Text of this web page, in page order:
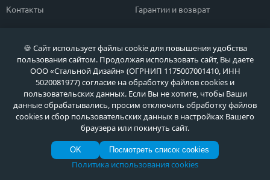
Контакты
Гарантии и возврат
Двери со скидкой
Популярные двери
Быстрый подбор двери
Двери класса ЭКОНОМ
Парадные двери
Двери в квартиру
Тамбурные двери
Противопожарные двери
Политика обработки персональных данных
🍪 Сайт использует файлы cookie для повышения удобства
пользования сайтом. Продолжая использовать сайт, Вы даете
ООО «Стальной Дизайн» (ОГРНИП 1175007001410, ИНН
5020081977) согласие на обработку файлов cookies и
пользовательских данных. Если Вы не хотите, чтобы Ваши
данные обрабатывались, просим отключить обработку файлов
cookies и сбор пользовательских данных в настройках Вашего
браузера или покинуть сайт.
OK Посмотреть список cookies
Политика использования cookies